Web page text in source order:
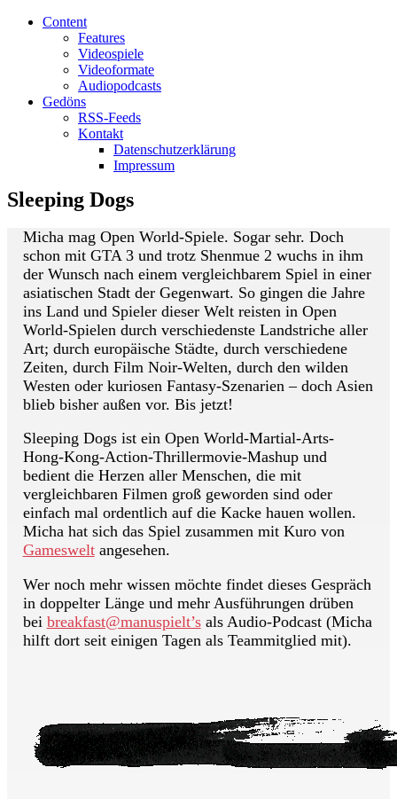
Content
Features
Videospiele
Videoformate
Audiopodcasts
Gedöns
RSS-Feeds
Kontakt
Datenschutzerklärung
Impressum
Sleeping Dogs
Micha mag Open World-Spiele. Sogar sehr. Doch
schon mit GTA 3 und trotz Shenmue 2 wuchs in ihm
der Wunsch nach einem vergleichbarem Spiel in einer
asiatischen Stadt der Gegenwart. So gingen die Jahre
ins Land und Spieler dieser Welt reisten in Open
World-Spielen durch verschiedenste Landstriche aller
Art; durch europäische Städte, durch verschiedene
Zeiten, durch Film Noir-Welten, durch den wilden
Westen oder kuriosen Fantasy-Szenarien – doch Asien
blieb bisher außen vor. Bis jetzt!
Sleeping Dogs ist ein Open World-Martial-Arts-
Hong-Kong-Action-Thrillermovie-Mashup und
bedient die Herzen aller Menschen, die mit
vergleichbaren Filmen groß geworden sind oder
einfach mal ordentlich auf die Kacke hauen wollen.
Micha hat sich das Spiel zusammen mit Kuro von
Gamesweltangesehen.
Wer noch mehr wissen möchte findet dieses Gespräch
in doppelter Länge und mehr Ausführungen drüben
bei breakfast@manuspielt’sals Audio-Podcast (Micha
hilft dort seit einigen Tagen als Teammitglied mit).